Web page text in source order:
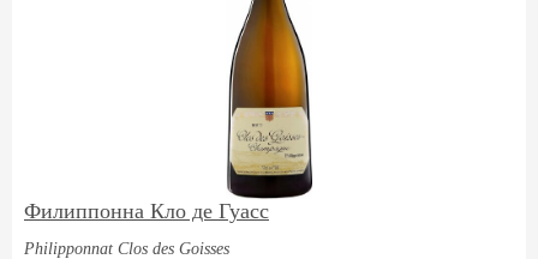
Филиппонна Кло де Гуасс
Philipponnat Clos des Goisses